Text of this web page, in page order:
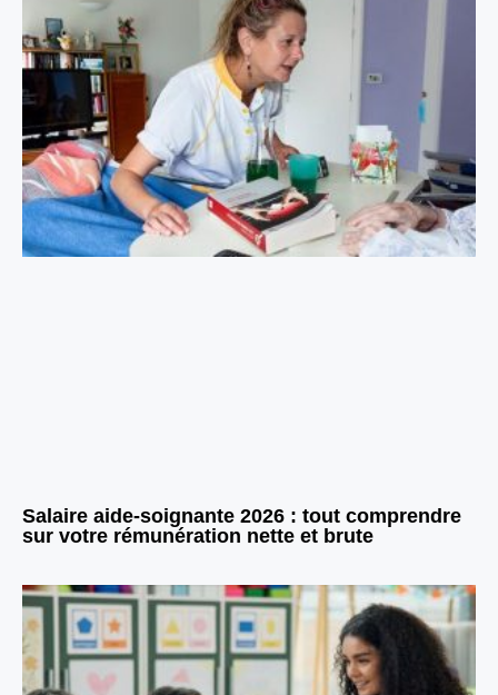
Salaire aide-soignante 2026 : tout comprendre
sur votre rémunération nette et brute